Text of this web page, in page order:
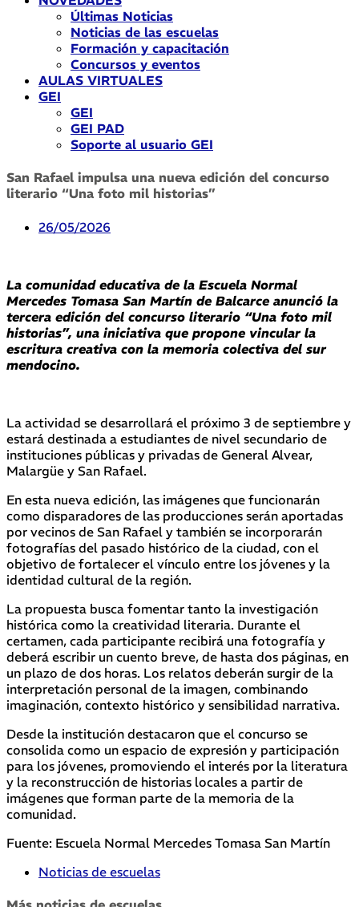
Últimas Noticias
Noticias de las escuelas
Formación y capacitación
Concursos y eventos
AULAS VIRTUALES
GEI
GEI
GEI PAD
Soporte al usuario GEI
San Rafael impulsa una nueva edición del concurso
literario “Una foto mil historias”
26/05/2026
La comunidad educativa de la Escuela Normal
Mercedes Tomasa San Martín de Balcarce anunció la
tercera edición del concurso literario “Una foto mil
historias”, una iniciativa que propone vincular la
escritura creativa con la memoria colectiva del sur
mendocino.
La actividad se desarrollará el próximo 3 de septiembre y
estará destinada a estudiantes de nivel secundario de
instituciones públicas y privadas de General Alvear,
Malargüe y San Rafael.
En esta nueva edición, las imágenes que funcionarán
como disparadores de las producciones serán aportadas
por vecinos de San Rafael y también se incorporarán
fotografías del pasado histórico de la ciudad, con el
objetivo de fortalecer el vínculo entre los jóvenes y la
identidad cultural de la región.
La propuesta busca fomentar tanto la investigación
histórica como la creatividad literaria. Durante el
certamen, cada participante recibirá una fotografía y
deberá escribir un cuento breve, de hasta dos páginas, en
un plazo de dos horas. Los relatos deberán surgir de la
interpretación personal de la imagen, combinando
imaginación, contexto histórico y sensibilidad narrativa.
Desde la institución destacaron que el concurso se
consolida como un espacio de expresión y participación
para los jóvenes, promoviendo el interés por la literatura
y la reconstrucción de historias locales a partir de
imágenes que forman parte de la memoria de la
comunidad.
Fuente: Escuela Normal Mercedes Tomasa San Martín
Noticias de escuelas